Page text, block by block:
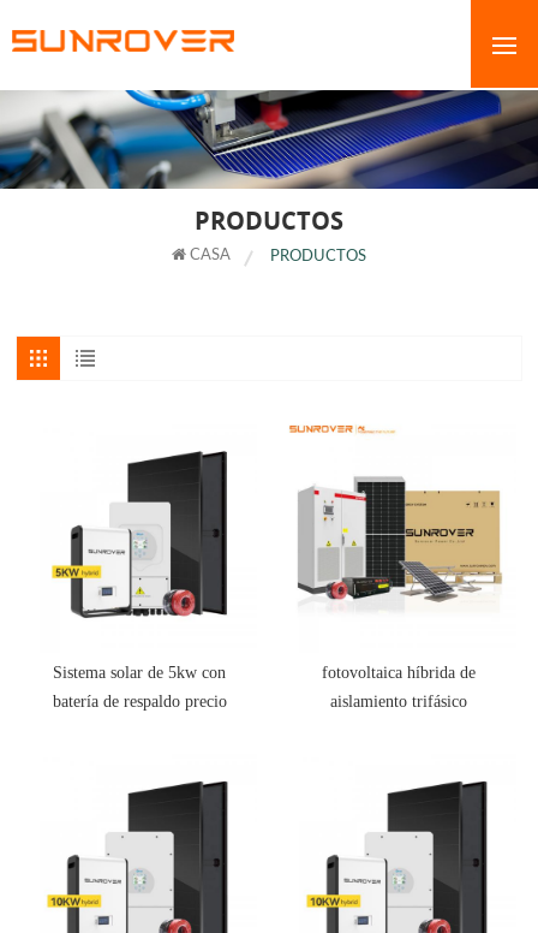
PRODUCTOS
CASA PRODUCTOS
Sistema solar de 5kw con
batería de respaldo precio
fotovoltaica híbrida de
aislamiento trifásico